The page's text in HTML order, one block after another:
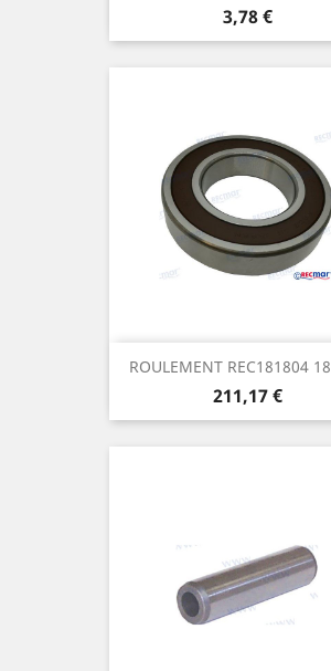
Prix
3,78 €
ROULEMENT REC181804
Prix
211,17 €